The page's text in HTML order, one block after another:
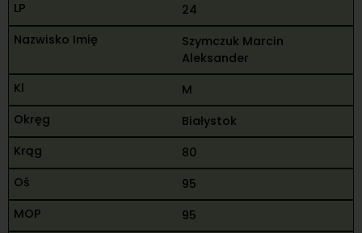
24
Szymczuk Marcin
Aleksander
M
Białystok
80
95
95